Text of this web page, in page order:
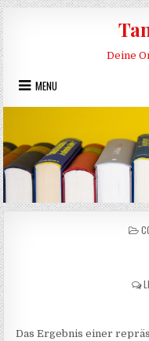
Skip to content
Deine
MENU
Das Ergebnis einer